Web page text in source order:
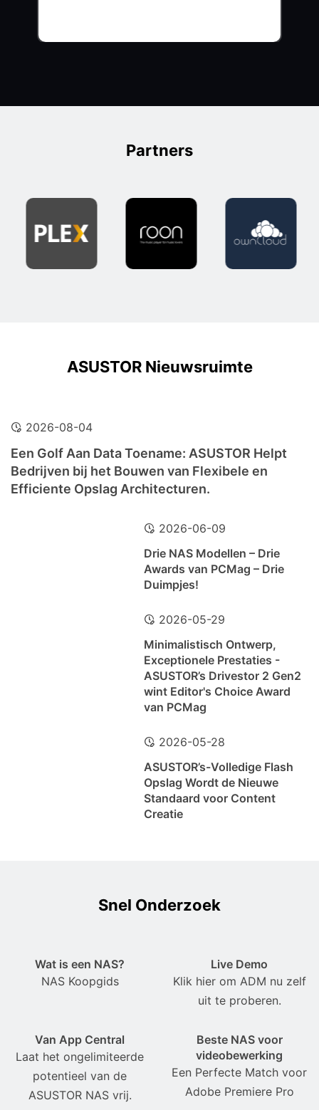
Partners
ASUSTOR Nieuwsruimte
2026-08-04
Een Golf Aan Data Toename: ASUSTOR Helpt
Bedrijven bij het Bouwen van Flexibele en
Efficiente Opslag Architecturen.
2026-06-09
Drie NAS Modellen – Drie
Awards van PCMag – Drie
Duimpjes!
2026-05-29
Minimalistisch Ontwerp,
Exceptionele Prestaties -
ASUSTOR’s Drivestor 2 Gen2
wint Editor's Choice Award
van PCMag
2026-05-28
ASUSTOR’s-Volledige Flash
Opslag Wordt de Nieuwe
Standaard voor Content
Creatie
Snel Onderzoek
Wat is een NAS?
NAS Koopgids
Live Demo
Klik hier om ADM nu zelf
uit te proberen.
Van App Central
Laat het ongelimiteerde
potentieel van de
ASUSTOR NAS vrij.
Beste NAS voor
videobewerking
Een Perfecte Match voor
Adobe Premiere Pro